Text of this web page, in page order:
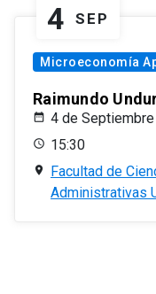
4 SEP
Microeconomía
Raimundo
4 de
15:30
Facultad de
Administrativas